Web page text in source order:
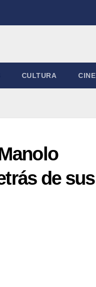
CULTURA CINE
de sus